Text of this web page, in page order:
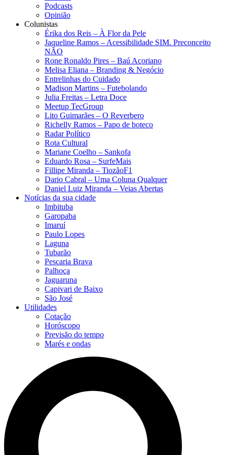
Podcasts
Opinião
Colunistas
Érika dos Reis​ – À Flor da Pele
Jaqueline Ramos – Acessibilidade SIM. Preconceito
NÃO
Rone Ronaldo Pires – Baú Açoriano
Melisa Eliana – Branding & Negócio
Entrelinhas do Cuidado
Madison Martins – Futebolando
Julia Freitas​ – Letra Doce
Meetup TecGroup
Lito Guimarães – O Reverbero
Richelly Ramos​ – Papo de boteco
Radar Político
Rota Cultural
Mariane Coelho – Sankofa
Eduardo Rosa​ – SurfeMais
Fillipe Miranda – TiozãoF1
Dario Cabral – Uma Coluna Qualquer
Daniel Luiz Miranda – Veias Abertas
Notícias da sua cidade
Imbituba
Garopaba
Imaruí
Paulo Lopes
Laguna
Tubarão
Pescaria Brava
Palhoça
Jaguaruna
Capivari de Baixo
São José
Utilidades
Cotação
Horóscopo
Previsão do tempo
Marés e ondas